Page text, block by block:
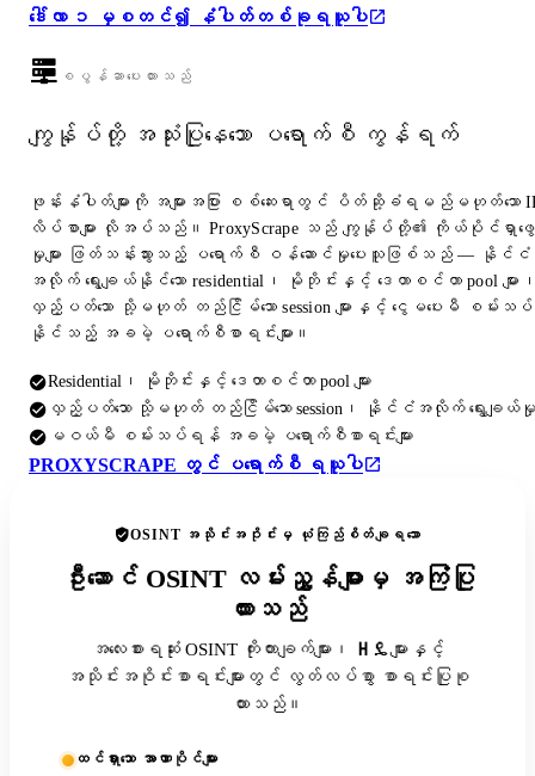
ဒေါ်လာ ၁ မှစတင်၍ နံပါတ်တစ်ခုရယူပါ
စပွန်ဆာပေးထားသည်
ကျွန်ုပ်တို့ အသုံးပြုနေသော ပရောက်စီ ကွန်ရက်
ဖုန်းနံပါတ်များကို အများအပြား စစ်ဆေးရာတွင် ပိတ်ဆို့ခံရမည်မဟုတ်သော
လိပ်စာများ လိုအပ်သည်။ ProxyScrape သည် ကျွန်ုပ်တို့၏ ကိုယ်ပိုင်ရှာဖွေ
မှုများ ဖြတ်သန်းသွားသည့် ပရောက်စီ ဝန်ဆောင်မှုပေးသူဖြစ်သည် — နိုင်ငံ
အလိုက် ရွေးချယ်နိုင်သော residential၊ မိုဘိုင်းနှင့် ဒေတာစင်တာ pool များ
လှည့်ပတ်သော သို့မဟုတ် တည်ငြိမ်သော session များနှင့် ငွေမပေးမီ စမ်းသပ်
နိုင်သည့် အခမဲ့ ပရောက်စီစာရင်းများ။
Residential၊ မိုဘိုင်းနှင့် ဒေတာစင်တာ pool များ
လှည့်ပတ်သော သို့မဟုတ် တည်ငြိမ်သော session၊ နိုင်ငံအလိုက် ရွေးချယ်မှု
မဝယ်မီ စမ်းသပ်ရန် အခမဲ့ ပရောက်စီစာရင်းများ
PROXYSCRAPE တွင် ပရောက်စီ ရယူပါ
OSINT အသိုင်းအဝိုင်းမှ ယုံကြည်စိတ်ချရသော
ဦးဆောင် OSINT လမ်းညွှန်များမှ အကြံပြု
ထားသည်
အလေးစားရဆုံး OSINT ကိုးကားချက်များ၊ ዘዴများနှင့်
အသိုင်းအဝိုင်းစာရင်းများတွင် လွတ်လပ်စွာ စာရင်းပြုစု
ထားသည်။
ထင်ရှားသော အာဏာပိုင်များ